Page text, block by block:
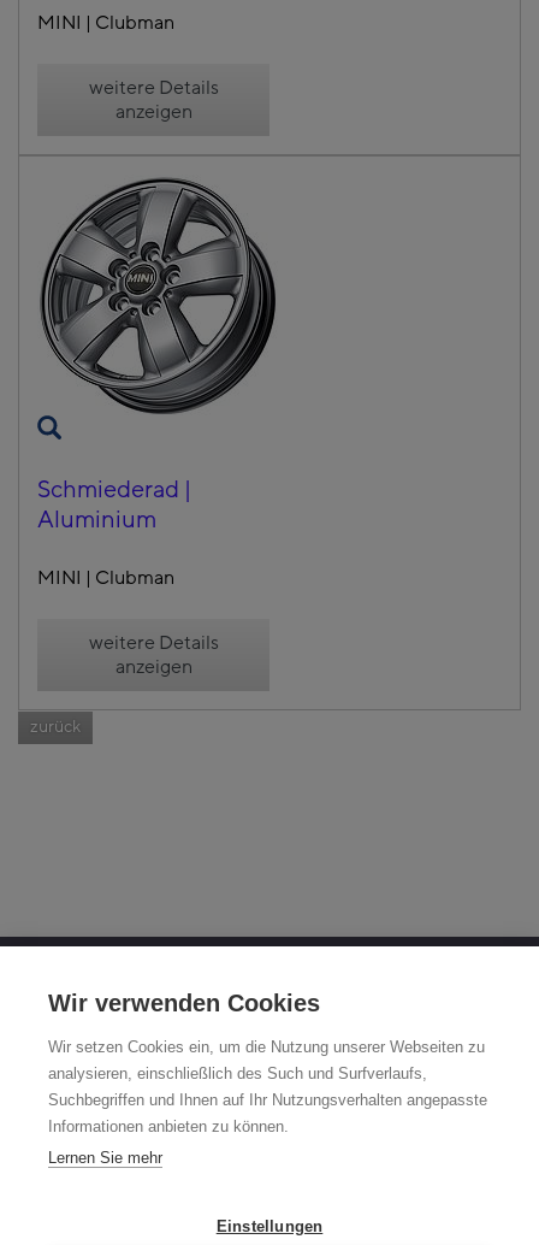
MINI | Clubman
weitere Details
anzeigen
Schmiederad |
Aluminium
MINI | Clubman
weitere Details
anzeigen
zurück
Derschlager Straße 26
58540 Meinerzhagen
Fuchsfelgen-Hotline +49 2354 73-317
Mo - Fr 8:00 - 12:00 Uhr und 13:00 - 15:00 Uhr
Wir verwenden Cookies
Wir setzen Cookies ein, um die Nutzung unserer Webseiten zu
analysieren, einschließlich des Such und Surfverlaufs,
Suchbegriffen und Ihnen auf Ihr Nutzungsverhalten angepasste
Informationen anbieten zu können.
Lernen Sie mehr
Einstellungen